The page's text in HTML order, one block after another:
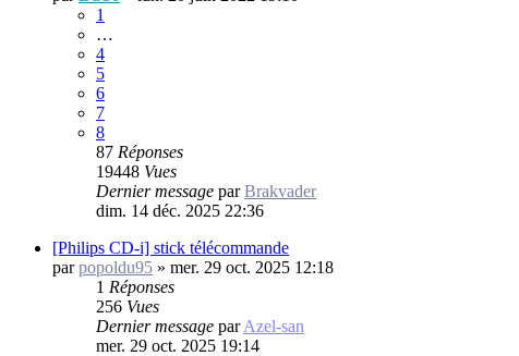
1
…
4
5
6
7
8
87 Réponses
19448 Vues
Dernier message parBrakvader
dim. 14 déc. 2025 22:36
[Philips CD-i] stick télécommande
parpopoldu95 » mer. 29 oct. 2025 12:18
1 Réponses
256 Vues
Dernier message parAzel-san
mer. 29 oct. 2025 19:14